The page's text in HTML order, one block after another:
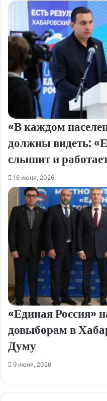
«В каждом
должны видеть:
слышит и
16 июня, 2026
«Единая Россия»
довыборам в
Думу
9 июня, 2026